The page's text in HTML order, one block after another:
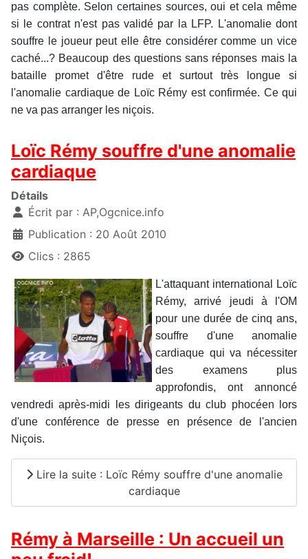
pas complète. Selon certaines sources, oui et cela même
si le contrat n'est pas validé par la LFP. L'anomalie dont
souffre le joueur peut elle être considérer comme un vice
caché...? Beaucoup des questions sans réponses mais la
bataille promet d'être rude et surtout très longue si
l'anomalie cardiaque de Loïc Rémy est confirmée. Ce qui
ne va pas arranger les niçois.
Loïc Rémy souffre d'une anomalie
cardiaque
Détails
Écrit par : AP,Ogcnice.info
Publication : 20 Août 2010
Clics : 2865
L'attaquant international Loïc
Rémy, arrivé jeudi à l'OM
pour une durée de cinq ans,
souffre d'une anomalie
cardiaque qui va nécessiter
des examens plus
approfondis, ont annoncé
vendredi après-midi les dirigeants du club phocéen lors
d'une conférence de presse en présence de l'ancien
Niçois.
Lire la suite : Loïc Rémy souffre d'une anomalie
cardiaque
Rémy à Marseille : Un accueil un